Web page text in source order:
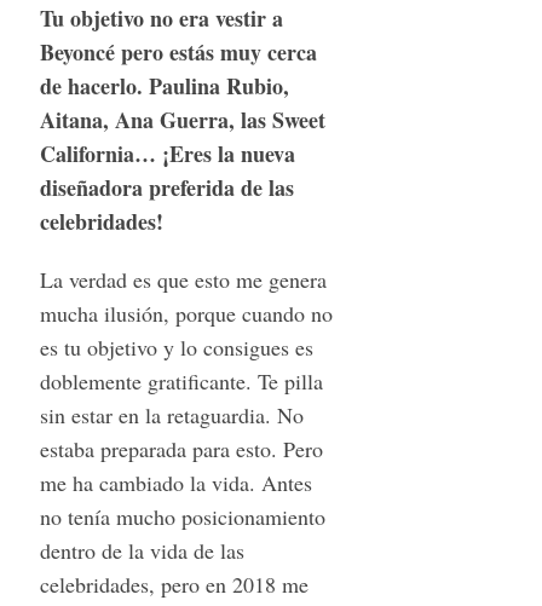
Tu objetivo no era vestir a
Beyoncé pero estás muy cerca
de hacerlo. Paulina Rubio,
Aitana, Ana Guerra, las Sweet
California… ¡Eres la nueva
diseñadora preferida de las
celebridades!
La verdad es que esto me genera
mucha ilusión, porque cuando no
es tu objetivo y lo consigues es
doblemente gratificante. Te pilla
sin estar en la retaguardia. No
estaba preparada para esto. Pero
me ha cambiado la vida. Antes
no tenía mucho posicionamiento
dentro de la vida de las
celebridades, pero en 2018 me